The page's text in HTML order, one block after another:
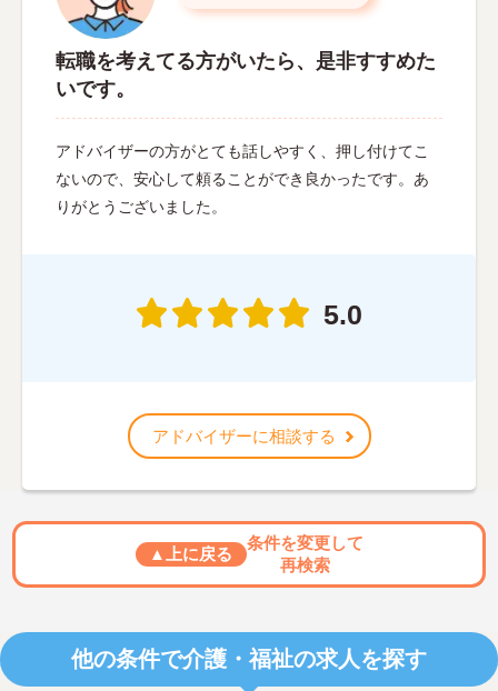
転職を考えてる方がいたら、是非すすめた
いです。
アドバイザーの方がとても話しやすく、押し付けてこ
ないので、安心して頼ることができ良かったです。あ
りがとうございました。
5.0
アドバイザーに相談する
▲上に戻る
条件を変更して
再検索
他の条件で介護・福祉の求人を探す